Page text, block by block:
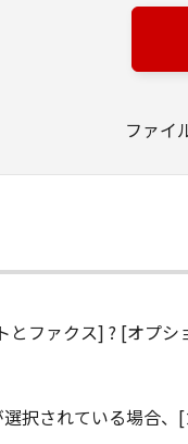
使用許諾、譲渡、頒
」の全部または一部
を除き、キヤノンは
物に係る権限及び所
等の記憶媒体に
ファ
ファクス] ? [オプ
択されている場合、